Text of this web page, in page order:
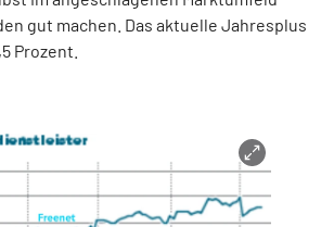
gut machen. Das aktuelle Jahresplus
Prozent.